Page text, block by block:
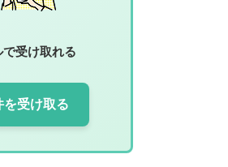
受け取れる
を受け取る